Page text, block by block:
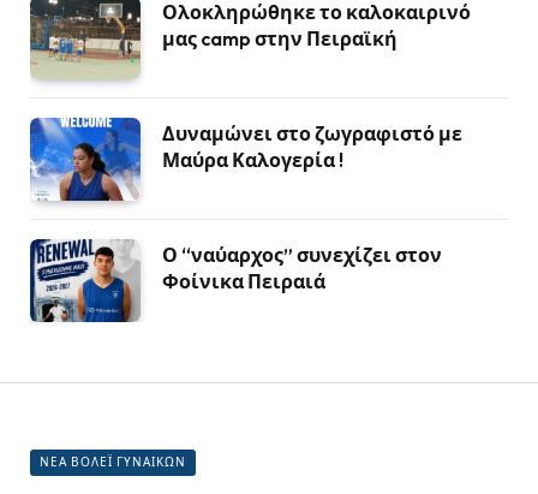
Ολοκληρώθηκε το καλοκαιρινό
μας camp στην Πειραϊκή
Δυναμώνει στο ζωγραφιστό με
Μαύρα Καλογερία !
Ο “ναύαρχος” συνεχίζει στον
Φοίνικα Πειραιά
ΝΕΑ ΒΟΛΕΪ ΓΥΝΑΙΚΩΝ